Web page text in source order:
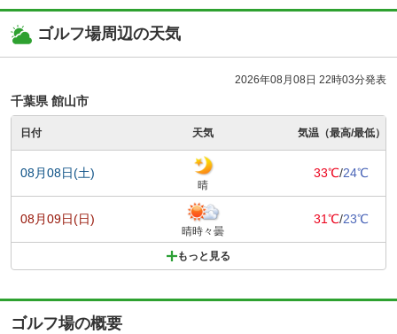
ゴルフ場周辺の天気
2026年08月08日 22時03分発表
千葉県 館山市
日付 天気 気温（最高/最低）
08月08日(土)
晴
33℃/24℃
08月09日(日)
晴時々曇
31℃/23℃
もっと見る
ゴルフ場の概要